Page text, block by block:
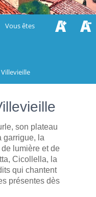
Vous êtes
son plateau
garrigue, la
lumière et de
Cicollella, la
qui chantent
présentes dès